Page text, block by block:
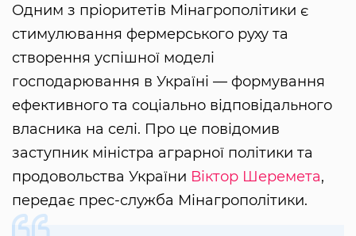
Одним з пріоритетів Мінагрополітики є
стимулювання фермерського руху та
створення успішної моделі
господарювання в Україні — формування
ефективного та соціально відповідального
власника на селі. Про це повідомив
заступник міністра аграрної політики та
продовольства України Віктор Шеремета,
передає прес-служба Мінагрополітики.